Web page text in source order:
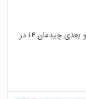
دانلود نقشه نشیمن زندگی ساختار اتاق نما جزئیات دو بعدی چیدمان 14 در